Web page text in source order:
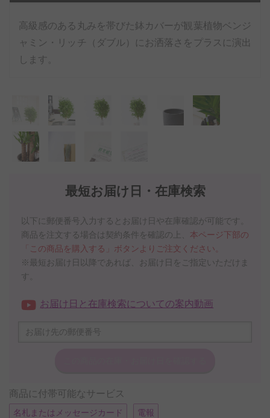
最短お届け日・在庫検索
以下に郵便番号入力するとお届け日や在庫確認が可能です。
商品を注文する場合は契約条件を確認の上、 本ページ下部の
「この商品を購入する」ボタンよりご注文ください。
※最短お届け日以降であれば、お届け日をご指定いただけま
す。
お届け日と在庫検索についての案内動画
商品に付帯可能なサービス
名札またはメッセージカード 電報
高級感のある丸みを帯びた鉢カバーが観葉植物ベンジ
ャミン・リッチ（ダブル）にお洒落さをプラスに演出
します。